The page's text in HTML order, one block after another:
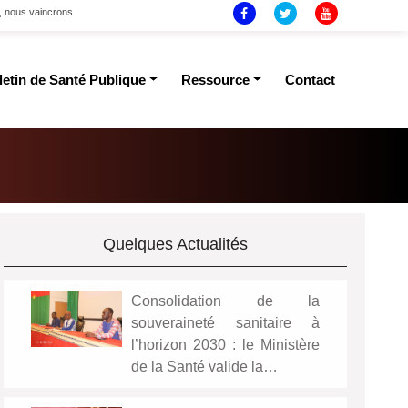
nous vaincrons
de Santé Publique Ressource Contact
Quelques Actualités
Consolidation de la
souveraineté sanitaire à
l’horizon 2030 : le Ministère
de la Santé valide la…